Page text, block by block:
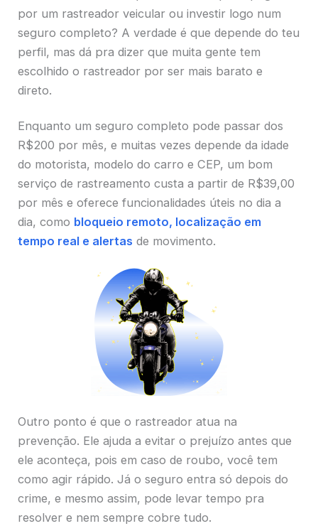
por um rastreador veicular ou investir logo num
seguro completo? A verdade é que depende do teu
perfil, mas dá pra dizer que muita gente tem
escolhido o rastreador por ser mais barato e
direto.
Enquanto um seguro completo pode passar dos
R$200 por mês, e muitas vezes depende da idade
do motorista, modelo do carro e CEP, um bom
serviço de rastreamento custa a partir de R$39,00
por mês e oferece funcionalidades úteis no dia a
dia, como bloqueio remoto, localização em
tempo real e alertas de movimento.
Outro ponto é que o rastreador atua na
prevenção. Ele ajuda a evitar o prejuízo antes que
ele aconteça, pois em caso de roubo, você tem
como agir rápido. Já o seguro entra só depois do
crime, e mesmo assim, pode levar tempo pra
resolver e nem sempre cobre tudo.